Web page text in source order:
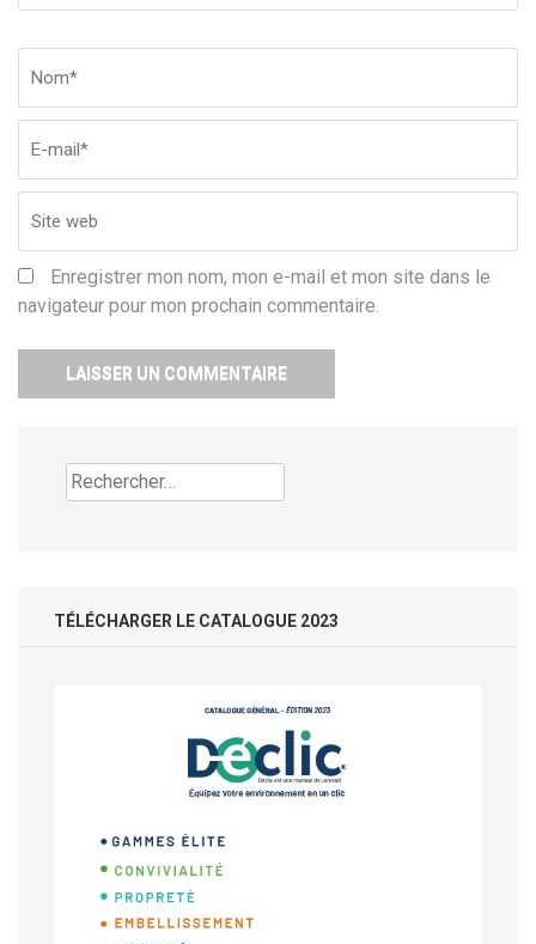
Enregistrer mon nom, mon e-mail et mon site dans le
navigateur pour mon prochain commentaire.
Rechercher :
TÉLÉCHARGER LE CATALOGUE 2023